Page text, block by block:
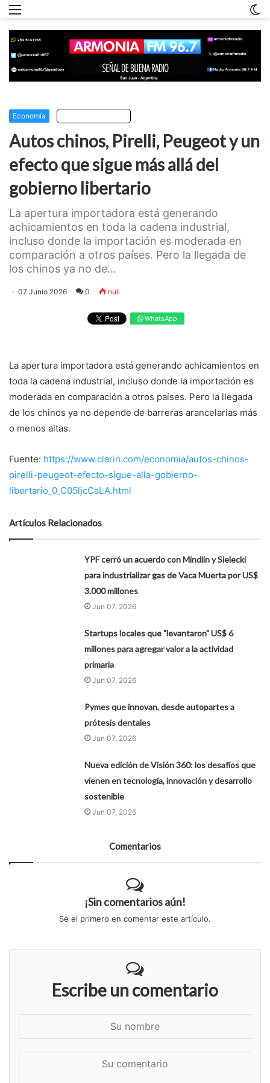
Economía
Autos chinos, Pirelli, Peugeot y un
efecto que sigue más allá del
gobierno libertario
La apertura importadora está generando
achicamientos en toda la cadena industrial,
incluso donde la importación es moderada en
comparación a otros países. Pero la llegada de
los chinos ya no de...
07 Junio 2026 0 null
WhatsApp
La apertura importadora está generando achicamientos en
toda la cadena industrial, incluso donde la importación es
moderada en comparación a otros países. Pero la llegada
de los chinos ya no depende de barreras arancelarias más
o menos altas.
Fuente: https://www.clarin.com/economia/autos-chinos-
pirelli-peugeot-efecto-sigue-alla-gobierno-
libertario_0_C05ljcCaLA.html
Artículos Relacionados
YPF cerró un acuerdo con Mindlin y Sielecki
para industrializar gas de Vaca Muerta por US$
3.000 millones
Jun 07, 2026
Startups locales que "levantaron" US$ 6
millones para agregar valor a la actividad
primaria
Jun 07, 2026
Pymes que innovan, desde autopartes a
prótesis dentales
Jun 07, 2026
Nueva edición de Visión 360: los desafíos que
vienen en tecnología, innovación y desarrollo
sostenible
Jun 07, 2026
Comentarios
¡Sin comentarios aún!
Se el primero en comentar este artículo.
Escribe un comentario